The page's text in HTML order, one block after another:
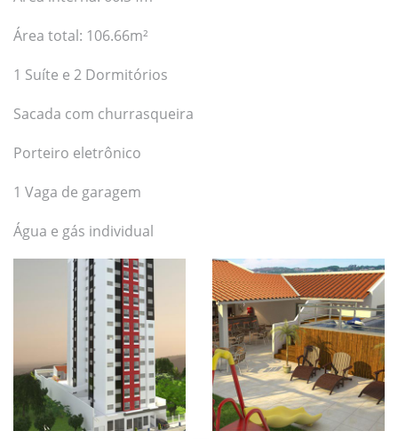
Área total: 106.66m²
1 Suíte e 2 Dormitórios
Sacada com churrasqueira
Porteiro eletrônico
1 Vaga de garagem
Água e gás individual